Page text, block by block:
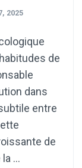
2025
de
dans
entre
de
…